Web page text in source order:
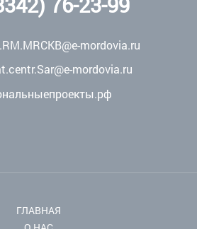
mordovia.ru
mordovia.ru
ГЛАВНАЯ